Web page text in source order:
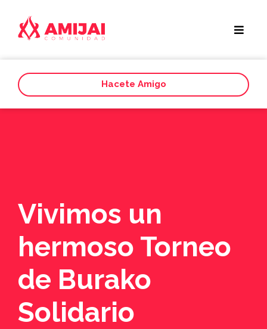
Hacete Amigo
Vivimos un
hermoso Torneo
de Burako
Solidario